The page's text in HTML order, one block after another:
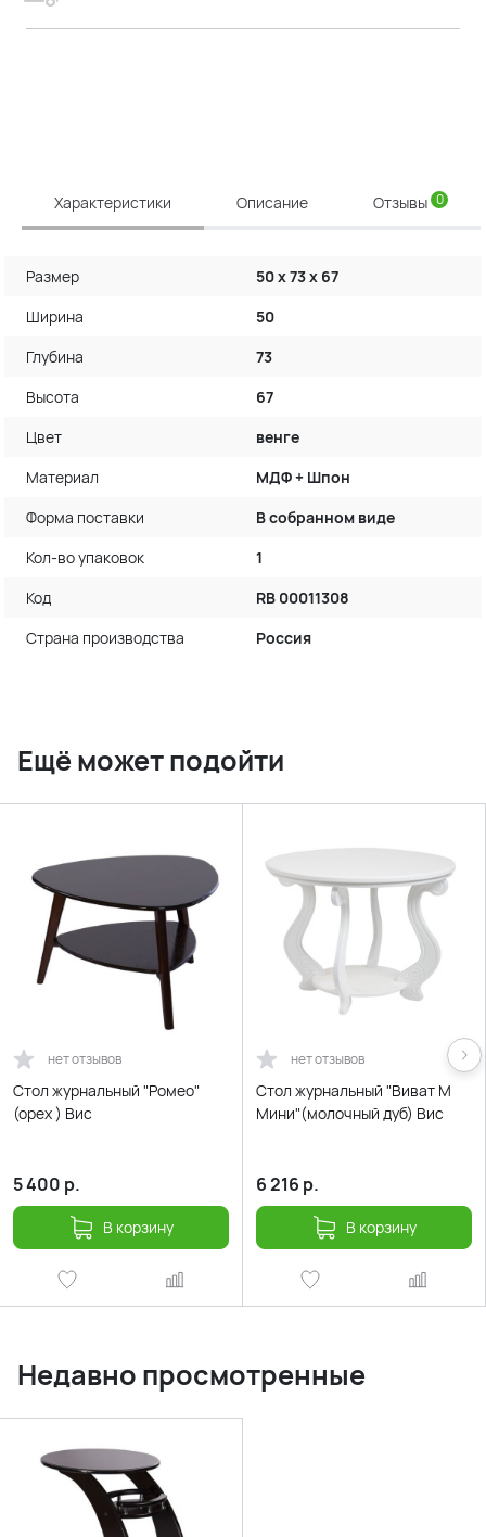
Характеристики Описание Отзывы 0
Размер
50 х 73 х 67
Ширина
50
Глубина
73
Высота
67
Цвет
венге
Материал
МДФ + Шпон
Форма поставки
В собранном виде
Кол-во упаковок
1
Код
RB 00011308
Страна производства
Россия
Ещё может подойти
нет отзывов
Стол журнальный "Ромео"
(орех ) Вис
5 400 р.
В корзину
нет отзывов
Стол журнальный "Виват М
Мини"(молочный дуб) Вис
6 216 р.
В корзину
Недавно просмотренные